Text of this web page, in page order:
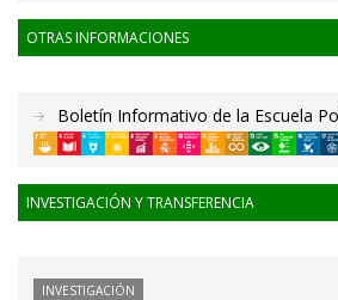
OTRAS INFORMACIONES
Boletín Informativo de la Escuela
INVESTIGACIÓN Y TRANSFERENCIA
INVESTIGACIÓN